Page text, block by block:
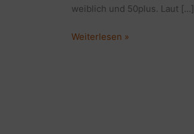
weiblich und 50plus. Laut […]
Zielgruppe
Weiterlesen »